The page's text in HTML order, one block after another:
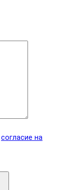
согласие на